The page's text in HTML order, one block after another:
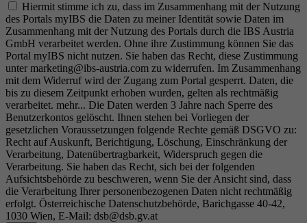
Hiermit stimme ich zu, dass im Zusammenhang mit der Nutzung
des Portals myIBS die Daten zu meiner Identität sowie Daten im
Zusammenhang mit der Nutzung des Portals durch die IBS Austria
GmbH verarbeitet werden. Ohne ihre Zustimmung können Sie das
Portal myIBS nicht nutzen. Sie haben das Recht, diese Zustimmung
unter marketing@ibs-austria.com zu widerrufen. Im Zusammenhang
mit dem Widerruf wird der Zugang zum Portal gesperrt. Daten, die
bis zu diesem Zeitpunkt erhoben wurden, gelten als rechtmäßig
verarbeitet. mehr... Die Daten werden 3 Jahre nach Sperre des
Benutzerkontos gelöscht. Ihnen stehen bei Vorliegen der
gesetzlichen Voraussetzungen folgende Rechte gemäß DSGVO zu:
Recht auf Auskunft, Berichtigung, Löschung, Einschränkung der
Verarbeitung, Datenübertragbarkeit, Widerspruch gegen die
Verarbeitung. Sie haben das Recht, sich bei der folgenden
Aufsichtsbehörde zu beschweren, wenn Sie der Ansicht sind, dass
die Verarbeitung Ihrer personenbezogenen Daten nicht rechtmäßig
erfolgt. Österreichische Datenschutzbehörde, Barichgasse 40-42,
1030 Wien, E-Mail: dsb@dsb.gv.at